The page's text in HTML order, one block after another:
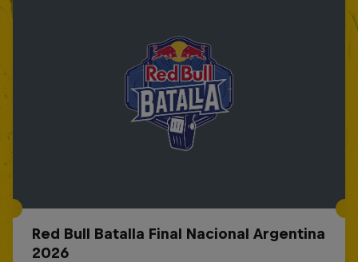
Red Bull Batalla Final Nacional Argentina
2026